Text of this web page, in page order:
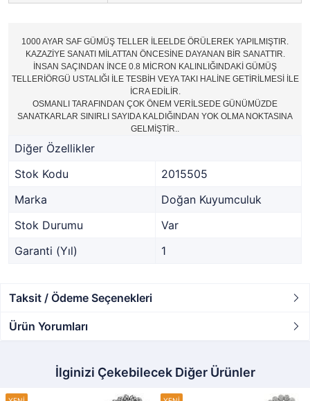
1000 AYAR SAF GÜMÜŞ TELLER İLEELDE ÖRÜLEREK YAPILMIŞTIR.
KAZAZİYE SANATI MİLATTAN ÖNCESİNE DAYANAN BİR SANATTIR.
İNSAN SAÇINDAN İNCE 0.8 MİCRON KALINLIĞINDAKİ GÜMÜŞ
TELLERİÖRGÜ USTALIĞI İLE TESBİH VEYA TAKI HALİNE GETİRİLMESİ İLE
İCRA EDİLİR.
OSMANLI TARAFINDAN ÇOK ÖNEM VERİLSEDE GÜNÜMÜZDE
SANATKARLAR SINIRLI SAYIDA KALDIĞINDAN YOK OLMA NOKTASINA
GELMİŞTİR..
Diğer Özellikler
Stok Kodu
2015505
Marka
Doğan Kuyumculuk
Stok Durumu
Var
Garanti (Yıl)
1
Taksit / Ödeme Seçenekleri
Ürün Yorumları
İlginizi Çekebilecek Diğer Ürünler